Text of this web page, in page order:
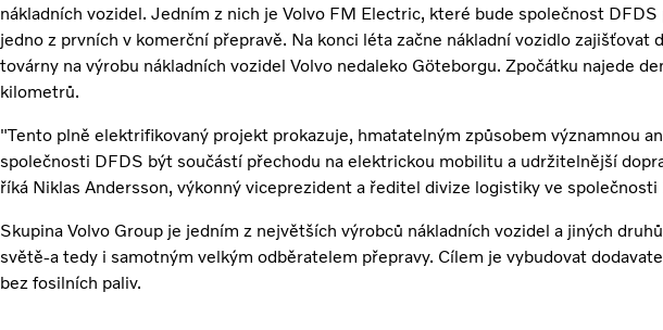
nákladních vozidel. Jedním z nich je Volvo FM Electric, které bude společnost DFDS
jedno z prvních v komerční přepravě. Na konci léta začne nákladní vozidlo zajišťovat
továrny na výrobu nákladních vozidel Volvo nedaleko Göteborgu. Zpočátku najede
kilometrů.
"Tento plně elektrifikovaný projekt prokazuje, hmatatelným způsobem významnou
společnosti DFDS být součástí přechodu na elektrickou mobilitu a udržitelnější
říká Niklas Andersson, výkonný viceprezident a ředitel divize logistiky ve společnosti
Skupina Volvo Group je jedním z největších výrobců nákladních vozidel a jiných
světě-a tedy i samotným velkým odběratelem přepravy. Cílem je vybudovat
bez fosilních paliv.